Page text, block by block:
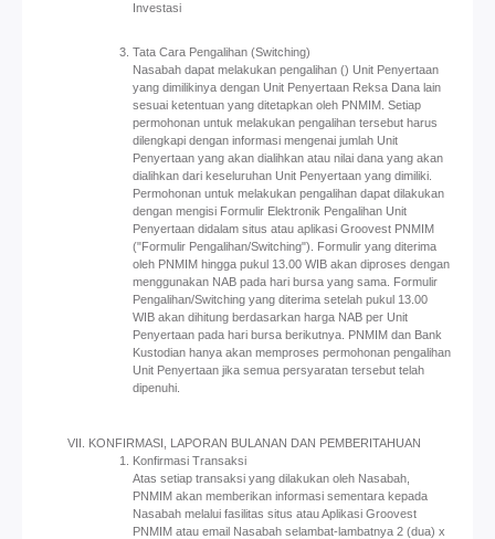
Investasi
Tata Cara Pengalihan (Switching)
Nasabah dapat melakukan pengalihan () Unit Penyertaan
yang dimilikinya dengan Unit Penyertaan Reksa Dana lain
sesuai ketentuan yang ditetapkan oleh PNMIM. Setiap
permohonan untuk melakukan pengalihan tersebut harus
dilengkapi dengan informasi mengenai jumlah Unit
Penyertaan yang akan dialihkan atau nilai dana yang akan
dialihkan dari keseluruhan Unit Penyertaan yang dimiliki.
Permohonan untuk melakukan pengalihan dapat dilakukan
dengan mengisi Formulir Elektronik Pengalihan Unit
Penyertaan didalam situs atau aplikasi Groovest PNMIM
("Formulir Pengalihan/Switching"). Formulir yang diterima
oleh PNMIM hingga pukul 13.00 WIB akan diproses dengan
menggunakan NAB pada hari bursa yang sama. Formulir
Pengalihan/Switching yang diterima setelah pukul 13.00
WIB akan dihitung berdasarkan harga NAB per Unit
Penyertaan pada hari bursa berikutnya. PNMIM dan Bank
Kustodian hanya akan memproses permohonan pengalihan
Unit Penyertaan jika semua persyaratan tersebut telah
dipenuhi.
KONFIRMASI, LAPORAN BULANAN DAN PEMBERITAHUAN
Konfirmasi Transaksi
Atas setiap transaksi yang dilakukan oleh Nasabah,
PNMIM akan memberikan informasi sementara kepada
Nasabah melalui fasilitas situs atau Aplikasi Groovest
PNMIM atau email Nasabah selambat-lambatnya 2 (dua) x